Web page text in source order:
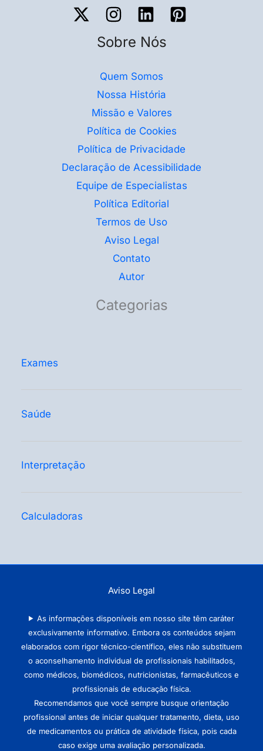
Sobre Nós
Quem Somos
Nossa História
Missão e Valores
Política de Cookies
Política de Privacidade
Declaração de Acessibilidade
Equipe de Especialistas
Política Editorial
Termos de Uso
Aviso Legal
Contato
Autor
Categorias
Exames
Saúde
Interpretação
Calculadoras
Aviso Legal
As informações disponíveis em nosso site têm caráter
exclusivamente informativo. Embora os conteúdos sejam
elaborados com rigor técnico-científico, eles não substituem
o aconselhamento individual de profissionais habilitados,
como médicos, biomédicos, nutricionistas, farmacêuticos e
profissionais de educação física.
Recomendamos que você sempre busque orientação
profissional antes de iniciar qualquer tratamento, dieta, uso
de medicamentos ou prática de atividade física, pois cada
caso exige uma avaliação personalizada.